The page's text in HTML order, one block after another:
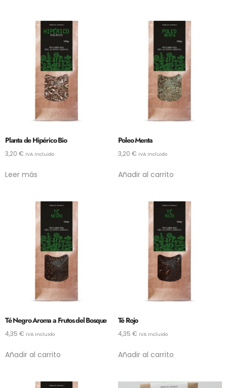
Planta de Hipérico Bio
3,20 € IVA Incluido
Leer más
Poleo Menta
3,20 € IVA Incluido
Añadir al carrito
Té Negro Aroma a Frutos del Bosque
4,35 € IVA Incluido
Añadir al carrito
Té Rojo
4,35 € IVA Incluido
Añadir al carrito